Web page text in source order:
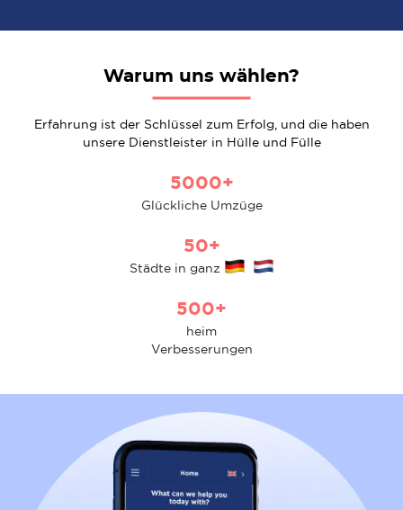
Warum uns wählen?
Erfahrung ist der Schlüssel zum Erfolg, und die haben
unsere Dienstleister in Hülle und Fülle
5000+
Glückliche Umzüge
50+
Städte in ganz
500+
heim
Verbesserungen